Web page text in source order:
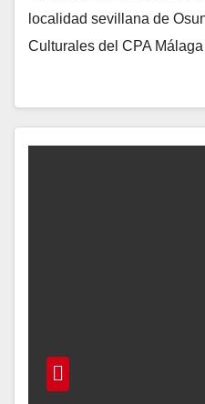
localidad sevillana de
Culturales del CPA